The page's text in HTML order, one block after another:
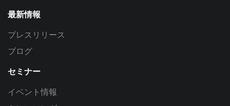
最新情報
プレスリリース
ブログ
セミナー
イベント情報